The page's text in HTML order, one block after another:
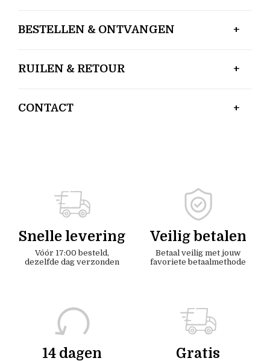
BESTELLEN & ONTVANGEN
RUILEN & RETOUR
CONTACT
Snelle levering
Vóór 17:00 besteld,
dezelfde dag verzonden
Veilig betalen
Betaal veilig met jouw
favoriete betaalmethode
14 dagen Gratis